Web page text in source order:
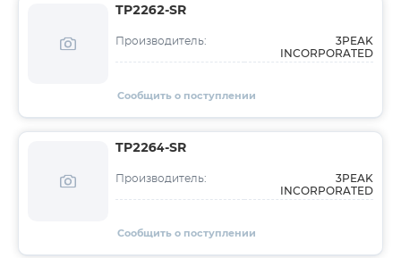
TP2262-SR
Производитель:
3PEAK
INCORPORATED
Сообщить о поступлении
TP2264-SR
Производитель:
3PEAK
INCORPORATED
Сообщить о поступлении